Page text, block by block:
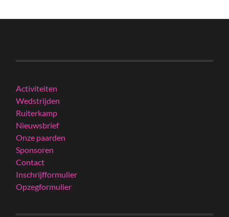
Activiteiten
Wedstrijden
Ruiterkamp
Nieuwsbrief
Onze paarden
Sponsoren
Contact
Inschrijfformulier
Opzegformulier